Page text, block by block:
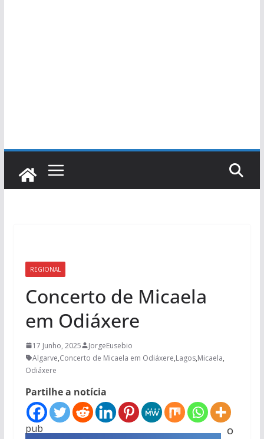
REGIONAL
Concerto de Micaela
em Odiáxere
17 Junho, 2025
JorgeEusebio
Algarve,Concerto de Micaela em Odiáxere,Lagos,Micaela,
Odiáxere
Partilhe a notícia
pub
O